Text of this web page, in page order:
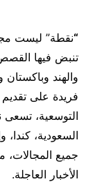
“نقطة” ليست
تنبض فيها
والهند وباكستان
فريدة على
التوسعية، تسعى
السعودية،
جميع المجالات،
الأخبار العاجلة.